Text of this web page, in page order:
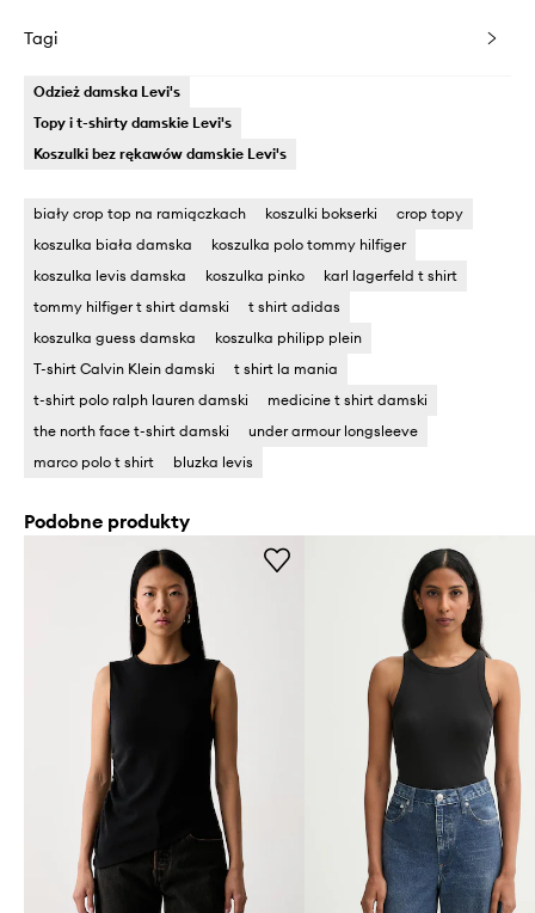
Tagi
Odzież damska Levi's
Topy i t-shirty damskie Levi's
Koszulki bez rękawów damskie Levi's
biały crop top na ramiączkach koszulki bokserki
crop topy
koszulka biała damska
koszulka polo tommy hilfiger
koszulka levis damska
koszulka pinko
karl lagerfeld t shirt
tommy hilfiger t shirt damski
t shirt adidas
koszulka guess damska
koszulka philipp plein
T-shirt Calvin Klein damski
t shirt la mania
t-shirt polo ralph lauren damski
medicine t shirt damski
the north face t-shirt damski
under armour longsleeve
marco polo t shirt
bluzka levis
Podobne produkty